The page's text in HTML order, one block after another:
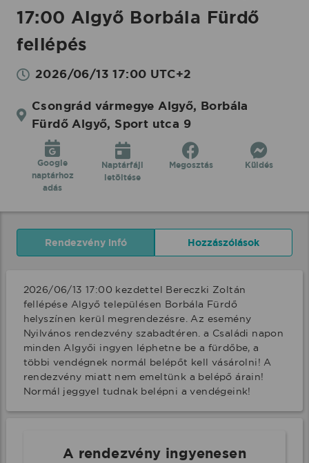
17:00 Algyő Borbála Fürdő
fellépés
2026/06/13 17:00 UTC+2
Csongrád vármegye Algyő, Borbála
Fürdő Algyő, Sport utca 9
Google
naptárhoz
adás
Naptárfájl
letöltése
Megosztás Küldés
Rendezvény infó Hozzászólások
2026/06/13 17:00 kezdettel Bereczki Zoltán
fellépése Algyő településen Borbála Fürdő
helyszínen kerül megrendezésre. Az esemény
Nyilvános rendezvény szabadtéren. a Családi napon
minden Algyői ingyen léphetne be a fürdőbe, a
többi vendégnek normál belépőt kell vásárolni! A
rendezvény miatt nem emeltünk a belépő árain!
Normál jeggyel tudnak belépni a vendégeink!
A rendezvény ingyenesen